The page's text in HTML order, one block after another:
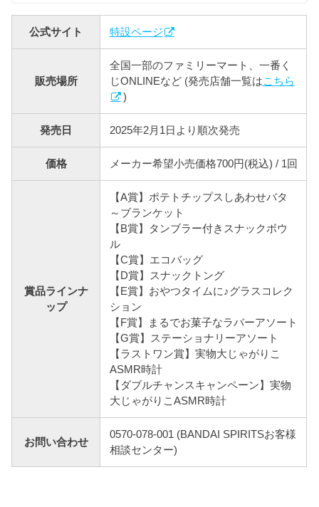
公式サイト 特設ページ
販売場所
全国一部のファミリーマート、一番く
じONLINEなど (発売店舗一覧はこちら
)
発売日 2025年2月1日より順次発売
価格 メーカー希望小売価格700円(税込) / 1回
賞品ラインナ
ップ
【A賞】ポテトチップスしあわせバタ
～ブランケット
【B賞】タンブラー付きスナックボウ
ル
【C賞】エコバッグ
【D賞】スナックトング
【E賞】おやつタイムに♪グラスコレク
ション
【F賞】まるでお菓子なラバーアソート
【G賞】ステーショナリーアソート
【ラストワン賞】実物大じゃがりこ
ASMR時計
【ダブルチャンスキャンペーン】実物
大じゃがりこASMR時計
お問い合わせ
0570-078-001 (BANDAI SPIRITSお客様
相談センター)